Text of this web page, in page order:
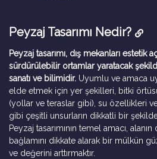
Peyzaj Tasarımı Nedir?
Peyzaj tasarımı, dış mekanları estetik
sürdürülebilir ortamlar yaratacak
sanatı ve bilimidir. Uyumlu ve amaca
elde etmek için yer şekilleri, bitki
(yollar ve teraslar gibi), su özellikleri
gibi çeşitli unsurların dikkatli bir
Peyzaj tasarımının temel amacı,
bağlamını dikkate alarak bir mülkün
ve değerini arttırmaktır.